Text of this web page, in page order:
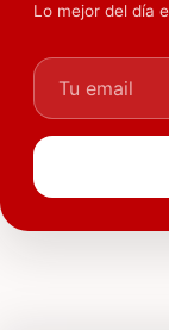
Lo mejor del día
Tu email